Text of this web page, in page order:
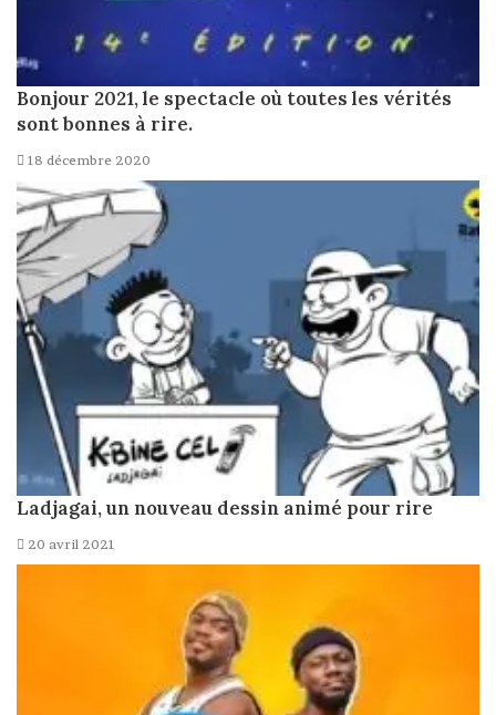
Bonjour 2021, le spectacle où toutes les vérités
sont bonnes à rire.
18 décembre 2020
Ladjagai, un nouveau dessin animé pour rire
20 avril 2021